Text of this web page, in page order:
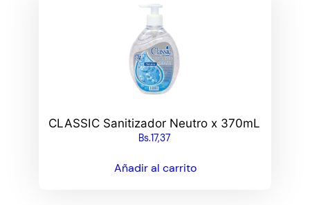
CLASSIC Sanitizador Neutro x 370mL
Bs.17,37
Añadir al carrito